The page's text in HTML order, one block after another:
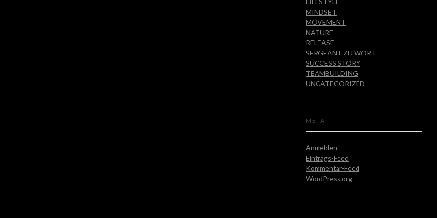
LIFESTYLE
MINDSET
MOVEMENT
NATURE
RELEASE
SERGEANT ZU WORT!
SUCCESS STORY
TEAMBUILDING
UNCATEGORIZED
META
Anmelden
Eintrags-Feed
Kommentar-Feed
WordPress.org